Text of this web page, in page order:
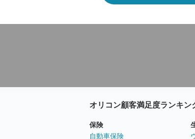
オリコン顧客満足度ランキン
保険
自動車保険